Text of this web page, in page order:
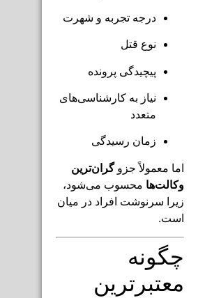
درجه تجربه و شهرت
نوع قتل
پیچیدگی پرونده
نیاز به کارشناسی‌های
متعدد
زمان رسیدگی
اما معمولاً جزوگران‌ترین
وکالت‌ها محسوب می‌شود،
زیرا سرنوشت افراد در میان
است.
چگونه
معتبرترین